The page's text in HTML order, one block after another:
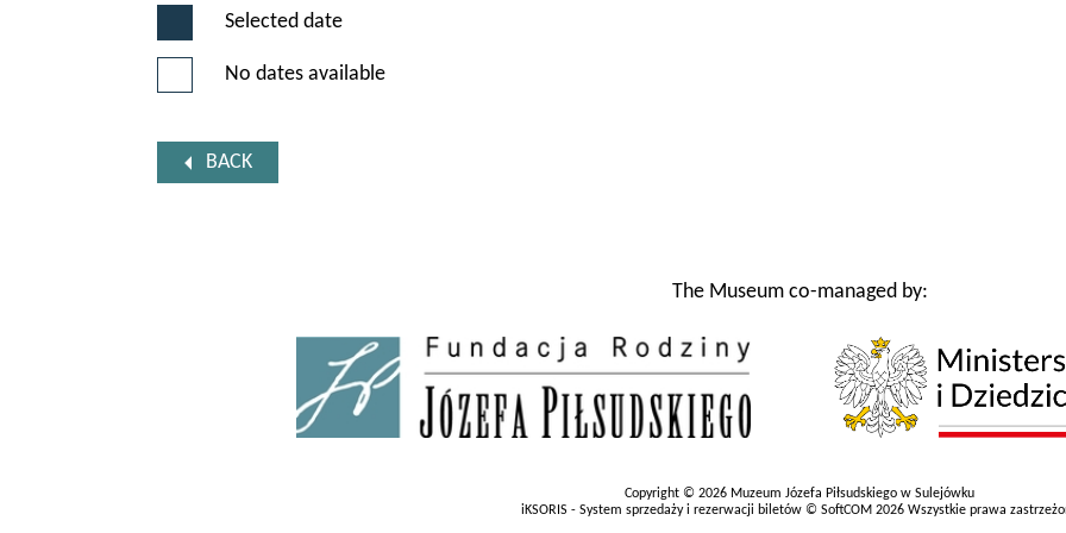
Selected date
No dates available
BACK
The Museum co-managed by:
Copyright © 2026 Muzeum Józefa Piłsudskiego w Sulejówku
iKSORIS - System sprzedaży i rezerwacji biletów © SoftCOM 2026 Wszystkie prawa